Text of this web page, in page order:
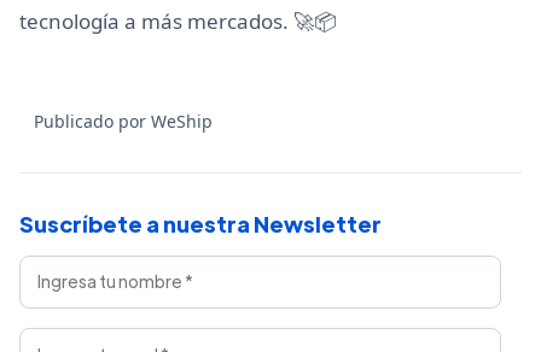
Publicado por WeShip
Suscríbete a nuestra Newsletter
tecnología a más mercados. 🚀📦